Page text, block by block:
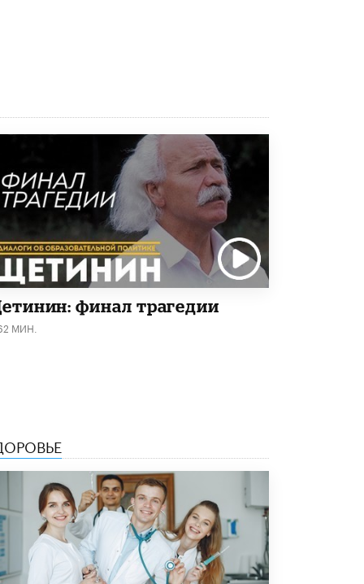
8 ИЮНЯ /АНОНС
«Сколково» и ГК «Просвещение»
анонсировали запуск акселератора
технологических решений для всех
уровней образования
8 ИЮНЯ / ЧТО ПРОИСХОДИТ?
Рособрнадзор ответил на жалобы
школьников на ошибки в ЕГЭ по
русскому
8 ИЮНЯ /ЕГЭ И ОГЭ
Минпросвещения просят добавить в
школьные учебники примеры женщин-
инженеров
5 ИЮНЯ /УЧЕБНИКИ
Уличенный в списывании школьник
вернул себе призовое место на
олимпиаде через суд
финал трагедии
МИН.